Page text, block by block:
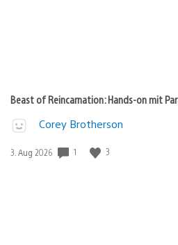
Beast of Reincarnation: Hands-on mit
Corey Brotherson
Veröffentlichungsdatum:
3. Aug 2026 1 3